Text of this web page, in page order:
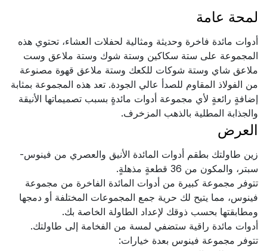
لمحة عامة
أدوات مائدة فاخرة وحديثة ومثالية لحفلات العشاء، تحتوي هذه
المجموعة على ستة سكاكين وستة شوك وستة ملاعق وست
ملاعق شاي وستة شوكات للكعك وستة ملاعق قهوة مصنوعة
من الفولاذ المقاوم للصدأ عالي الجودة. تعد هذه المجموعة بمثابة
إضافةٍ رائعةٍ لأي مجموعة أدوات مائدةٍ بسبب تصميماتها الأنيقة
والجذابة المطلية بالذهب المزخرف.
العرض
زين طاولتك بطقم أدوات المائدة الأنيق والعصري من فينوس-
سبتر، والمكون من 36 قطعةٍ مذهلةٍ.
تتوفر مجموعة كبيرة من أدوات المائدة الفاخرة من مجموعة
فينوس، مما يتيح لك حرية جمع المجموعات المختلفة أو دمجها
ومطابقتها بحسب ذوقك لإعداد الطاولة الخاصة بك.
أدوات مائدة راقية ستضفي لمسة من الفخامة إلى طاولتك.
تتوفر مجموعة فينوس بعدة خيارات: